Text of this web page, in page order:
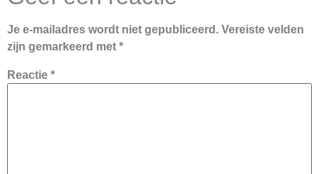
Je e-mailadres wordt niet gepubliceerd. Vereiste velden
zijn gemarkeerd met *
Reactie *